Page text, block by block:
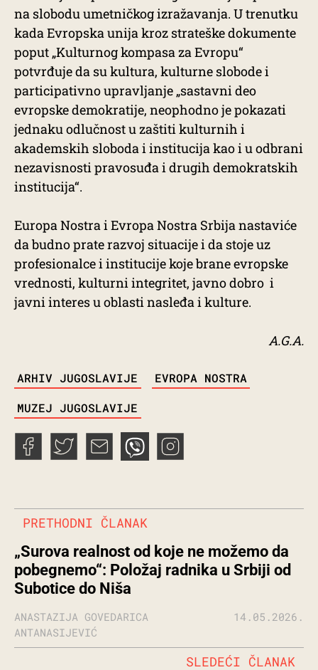
na slobodu umetničkog izražavanja. U trenutku
kada Evropska unija kroz strateške dokumente
poput „Kulturnog kompasa za Evropu“
potvrđuje da su kultura, kulturne slobode i
participativno upravljanje „sastavni deo
evropske demokratije, neophodno je pokazati
jednaku odlučnost u zaštiti kulturnih i
akademskih sloboda i institucija kao i u odbrani
nezavisnosti pravosuđa i drugih demokratskih
institucija“.
Europa Nostra i Evropa Nostra Srbija nastaviće
da budno prate razvoj situacije i da stoje uz
profesionalce i institucije koje brane evropske
vrednosti, kulturni integritet, javno dobro i
javni interes u oblasti nasleđa i kulture.
A.G.A.
ARHIV JUGOSLAVIJE EVROPA NOSTRA
MUZEJ JUGOSLAVIJE
PRETHODNI ČLANAK
„Surova realnost od koje ne možemo da
pobegnemo“: Položaj radnika u Srbiji od
Subotice do Niša
ANASTAZIJA GOVEDARICA
ANTANASIJEVIĆ
14.05.2026.
SLEDEĆI ČLANAK